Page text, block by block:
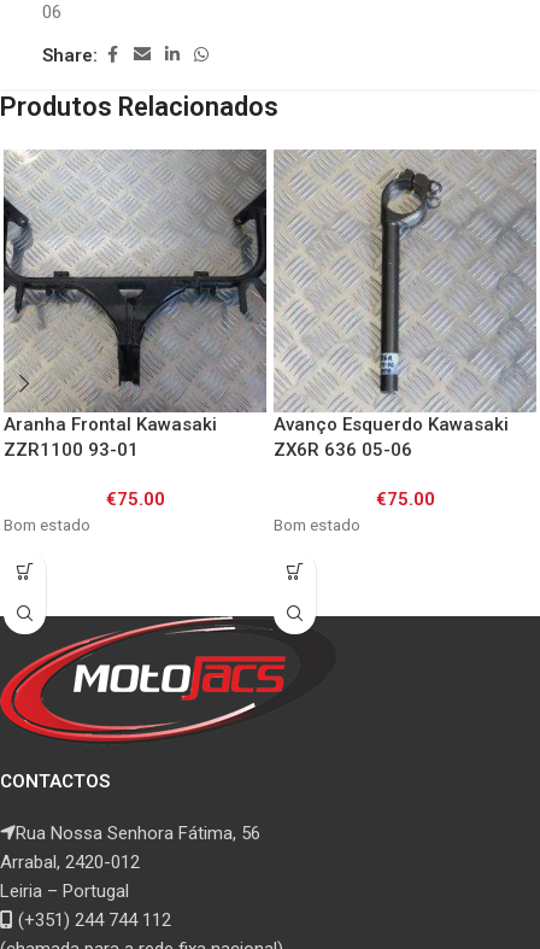
06
Share:
Produtos Relacionados
Aranha Frontal Kawasaki
ZZR1100 93-01
€75.00
Bom estado
Avanço Esquerdo Kawasaki
ZX6R 636 05-06
€75.00
Bom estado
CONTACTOS
Rua Nossa Senhora Fátima, 56
Arrabal, 2420-012
Leiria – Portugal
(+351) 244 744 112